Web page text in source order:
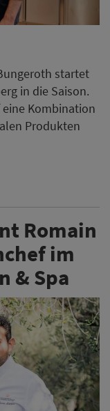
startet
in die Saison.
Kombination
Produkten
Romain
im
& Spa